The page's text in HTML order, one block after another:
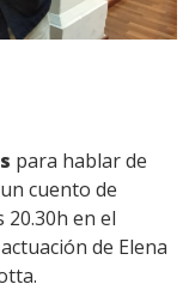
para hablar de
cuento de
20.30h en el
de Elena